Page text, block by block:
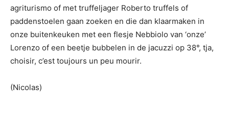
agriturismo of met truffeljager Roberto truffels of
paddenstoelen gaan zoeken en die dan klaarmaken in
onze buitenkeuken met een flesje Nebbiolo van ‘onze’
Lorenzo of een beetje bubbelen in de jacuzzi op 38°, tja,
choisir, c’est toujours un peu mourir.
(Nicolas)